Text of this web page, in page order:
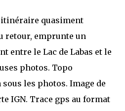
quasiment
retour, emprunte un
entre le Lac de Labas et le
photos. Topo
les photos. Image de
IGN. Trace gps au format